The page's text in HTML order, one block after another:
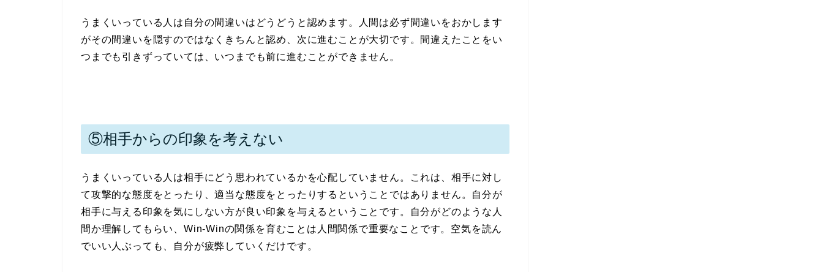
うまくいっている人は自分の間違いはどうどうと認めます。人間は必ず間違いをおかします
がその間違いを隠すのではなくきちんと認め、次に進むことが大切です。間違えたことをい
つまでも引きずっていては、いつまでも前に進むことができません。
⑤相手からの印象を考えない
うまくいっている人は相手にどう思われているかを心配していません。これは、相手に対し
て攻撃的な態度をとったり、適当な態度をとったりするということではありません。自分が
相手に与える印象を気にしない方が良い印象を与えるということです。自分がどのような人
間か理解してもらい、Win-Winの関係を育むことは人間関係で重要なことです。空気を読ん
でいい人ぶっても、自分が疲弊していくだけです。